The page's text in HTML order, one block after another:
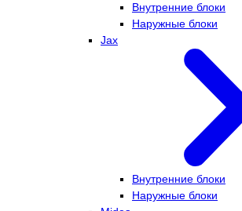
Внутренние блоки
Наружные блоки
Jax
Внутренние блоки
Наружные блоки